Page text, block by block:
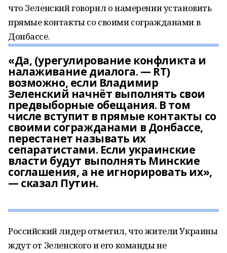
что Зеленский говорил о намерении установить
прямые контакты со своими согражданами в
Донбассе.
«Да, (урегулирование конфликта и
налаживание диалога. — RT)
возможно, если Владимир
Зеленский начнёт выполнять свои
предвыборные обещания. В том
числе вступит в прямые контакты со
своими согражданами в Донбассе,
перестанет называть их
сепаратистами. Если украинские
власти будут выполнять Минские
соглашения, а не игнорировать их»,
— сказал Путин.
Российский лидер отметил, что жители Украины
ждут от Зеленского и его команды не